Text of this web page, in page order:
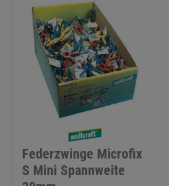
Federzwinge Microfix
S Mini Spannweite